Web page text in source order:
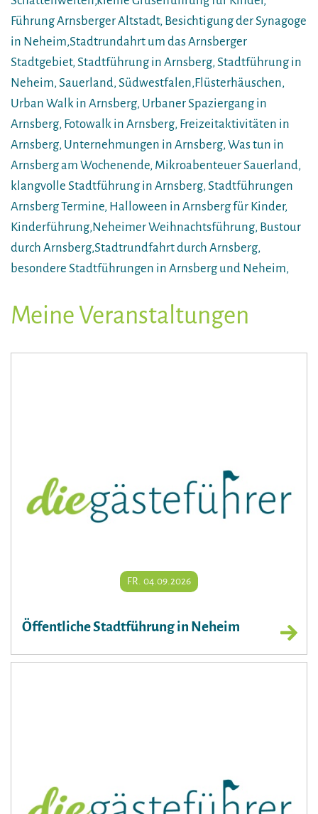
Führung Arnsberger Altstadt, Besichtigung der Synagoge
in Neheim,Stadtrundahrt um das Arnsberger
Stadtgebiet, Stadtführung in Arnsberg, Stadtführung in
Neheim, Sauerland, Südwestfalen,Flüsterhäuschen,
Urban Walk in Arnsberg, Urbaner Spaziergang in
Arnsberg, Fotowalk in Arnsberg, Freizeitaktivitäten in
Arnsberg, Unternehmungen in Arnsberg, Was tun in
Arnsberg am Wochenende, Mikroabenteuer Sauerland,
klangvolle Stadtführung in Arnsberg, Stadtführungen
Arnsberg Termine, Halloween in Arnsberg für Kinder,
Kinderführung,Neheimer Weihnachtsführung, Bustour
durch Arnsberg,Stadtrundfahrt durch Arnsberg,
besondere Stadtführungen in Arnsberg und Neheim,
Meine Veranstaltungen
FR. 04.09.2026
Öffentliche Stadtführung in Neheim